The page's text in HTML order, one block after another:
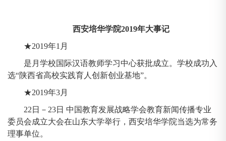
西安培华学院2019年大事记
★2019年1月
是月学校国际汉语教师学习中心获批成立。学校成功入
选“陕西省高校实践育人创新创业基地”。
★2019年3月
22日－23日 中国教育发展战略学会教育新闻传播专业
委员会成立大会在山东大学举行，西安培华学院当选为常务
理事单位。